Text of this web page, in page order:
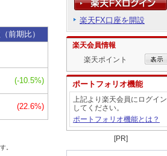
楽天FX口座を開設
楽天会員情報
楽天ポイント
ポートフォリオ機能
上記より楽天会員にログイン
してください。
ポートフォリオ機能とは？
[PR]